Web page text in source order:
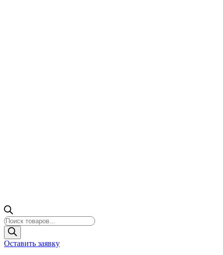
Поиск
товаров
Оставить заявку